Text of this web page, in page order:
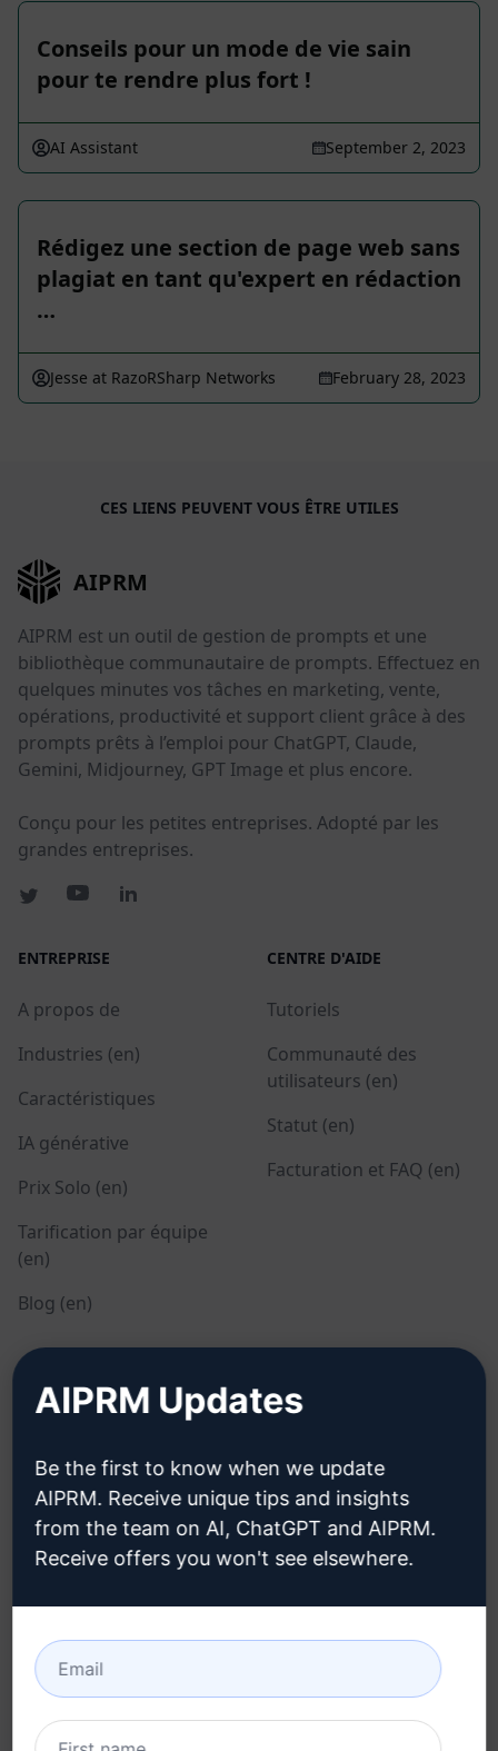
Conseils pour un mode de vie sain
pour te rendre plus fort !
AI Assistant September 2, 2023
Rédigez une section de page web sans
plagiat en tant qu'expert en rédaction
…
Jesse at RazoRSharp Networks February 28, 2023
CES LIENS PEUVENT VOUS ÊTRE UTILES
AIPRM
AIPRM est un outil de gestion de prompts et une
bibliothèque communautaire de prompts. Effectuez en
quelques minutes vos tâches en marketing, vente,
opérations, productivité et support client grâce à des
prompts prêts à l’emploi pour ChatGPT, Claude,
Gemini, Midjourney, GPT Image et plus encore.
Conçu pour les petites entreprises. Adopté par les
grandes entreprises.
ENTREPRISE
A propos de
Industries (en)
Caractéristiques
IA générative
Prix Solo (en)
Tarification par équipe
(en)
Blog (en)
CENTRE D'AIDE
Tutoriels
Communauté des
utilisateurs (en)
Statut (en)
Facturation et FAQ (en)
confidentialité (en)
Politique d'utilisation
acceptable (en)
Conditions d'utilisation
(en)
Termes relatifs aux
extensions de navigateur
(en)
Conditions de
Google Chrome
Microsoft Edge
AIPRM Updates
Be the first to know when we update
AIPRM. Receive unique tips and insights
from the team on AI, ChatGPT and AIPRM.
Receive offers you won't see elsewhere.